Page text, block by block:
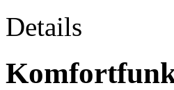
Details